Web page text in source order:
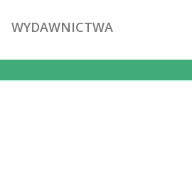
WYDAWNICTWA